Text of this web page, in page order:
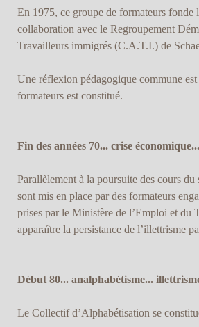
En 1975, ce groupe de formateurs
collaboration avec le Regroupement
Travailleurs immigrés (C.A.T.I.) de
Une réflexion pédagogique commune
formateurs est constitué.
Fin des années 70... crise
Parallèlement à la poursuite des cours
sont mis en place par des formateurs
prises par le Ministère de l’Emploi et du
apparaître la persistance de l’illettrisme
Début 80... analphabétisme...
Le Collectif d’Alphabétisation se